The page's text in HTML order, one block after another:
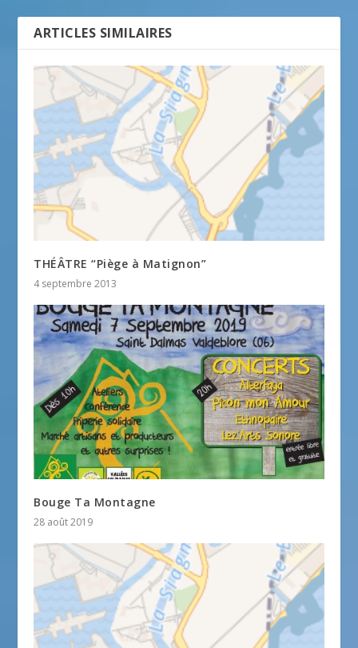
ARTICLES SIMILAIRES
THÉÂTRE “Piège à Matignon”
4 septembre 2013
Bouge Ta Montagne
28 août 2019